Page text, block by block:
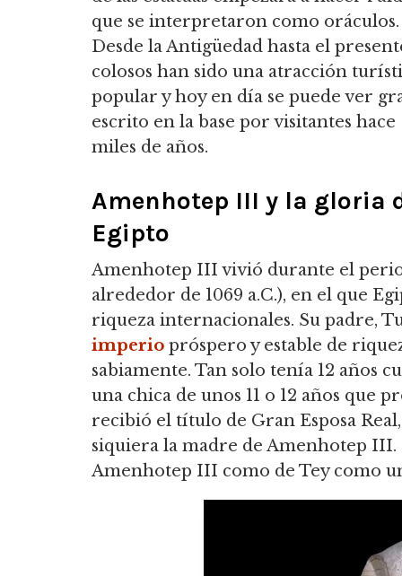
que se interpretaron como oráculos.
Desde la Antigüedad hasta el
colosos han sido una atracción
popular y hoy en día se puede ver
escrito en la base por visitantes hace
miles de años.
Amenhotep III y la gloria
Egipto
Amenhotep III vivió durante el
alrededor de 1069 a.C.), en el que
riqueza internacionales. Su padre,
imperio próspero y estable de
sabiamente. Tan solo tenía 12 años
una chica de unos 11 o 12 años que
recibió el título de Gran Esposa
siquiera la madre de Amenhotep
Amenhotep III como de Tey como